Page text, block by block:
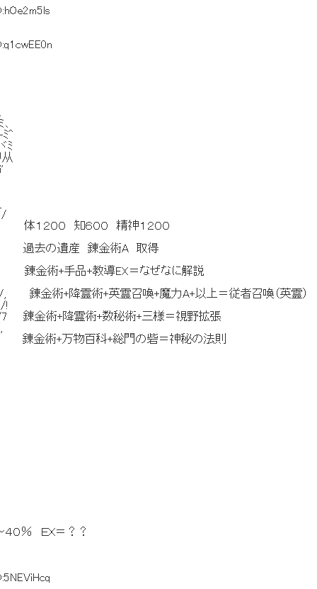
^
ﾐ
/
１２００ 知６００ 精神１２００
過去の遺産 錬金術A 取得
ヽ 錬金術+手品+教導EX＝なぜなに解説
∧//, 錬金術+降霊術+英霊召喚+魔力A+以上＝従者召喚（英霊）
!
∧///7 錬金術+降霊術+数秘術+三様＝視野拡張
金術+万物百科+総門の砦＝神秘の法則
０％ ＥＸ＝？？